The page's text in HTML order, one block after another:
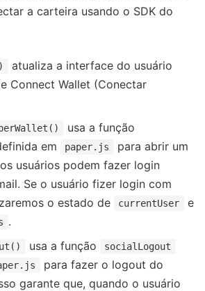
a carteira usando o SDK do
atualiza a interface do usuário
Connect Wallet (Conectar
usa a função
em paper.js
para abrir um
usuários podem fazer login
Se o usuário fizer login com
o estado de
currentUser e
.
usa a função socialLogout
para fazer o logout do
garante que, quando o usuário